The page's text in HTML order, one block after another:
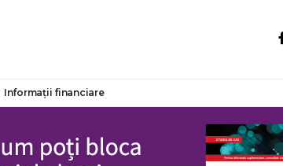
Informații financiare